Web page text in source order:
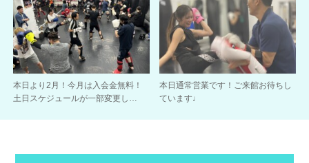
本日より2月！今月は入会金無料！
土日スケジュールが一部変更し…
本日通常営業です！ご来館お待ちし
ています♩